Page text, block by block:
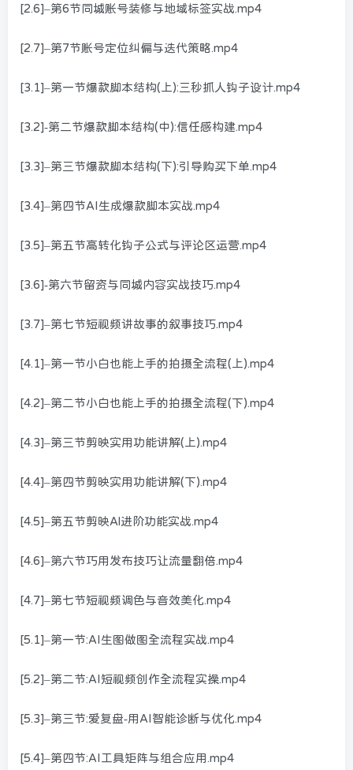
[2.6]–第6节同城账号装修与地域标签实战.mp4
[2.7]–第7节账号定位纠偏与迭代策略.mp4
[3.1]–第一节爆款脚本结构(上):三秒抓人钩子设计.mp4
[3.2]-第二节爆款脚本结构(中):信任感构建.mp4
[3.3]–第三节爆款脚本结构(下):引导购买下单.mp4
[3.4]–第四节AI生成爆款脚本实战.mp4
[3.5]–第五节高转化钩子公式与评论区运营.mp4
[3.6]-第六节留资与同城内容实战技巧.mp4
[3.7]–第七节短视频讲故事的叙事技巧.mp4
[4.1]–第一节小白也能上手的拍摄全流程(上).mp4
[4.2]–第二节小白也能上手的拍摄全流程(下).mp4
[4.3]–第三节剪映实用功能讲解(上).mp4
[4.4]–第四节剪映实用功能讲解(下).mp4
[4.5]–第五节剪映Al进阶功能实战.mp4
[4.6]–第六节巧用发布技巧让流量翻倍.mp4
[4.7]–第七节短视频调色与音效美化.mp4
[5.1]–第一节:AI生图做图全流程实战.mp4
[5.2]–第二节:AI短视频创作全流程实操.mp4
[5.3]–第三节:爱复盘-用AI智能诊断与优化.mp4
[5.4]–第四节:AI工具矩阵与组合应用.mp4